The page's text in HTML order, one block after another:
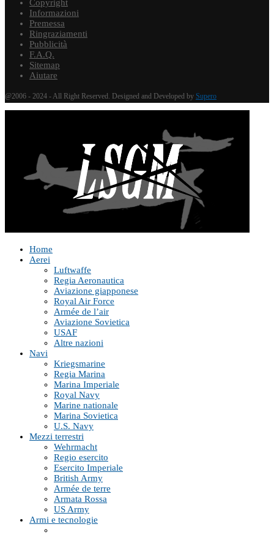
Copyright
Informazioni
Premessa
Ringraziamenti
Pubblicità
F.A.Q.
Sitemap
Aiutare
@2006 - 2024 - All Right Reserved. Designed and Developed by Supero
Home
Aerei
Luftwaffe
Regia Aeronautica
Aviazione giapponese
Royal Air Force
Armée de l’air
Aviazione Sovietica
USAF
Altre nazioni
Navi
Kriegsmarine
Regia Marina
Marina Imperiale
Royal Navy
Marine nationale
Marina Sovietica
U.S. Navy
Mezzi terrestri
Wehrmacht
Regio esercito
Esercito Imperiale
British Army
Armée de terre
Armata Rossa
US Army
Armi e tecnologie